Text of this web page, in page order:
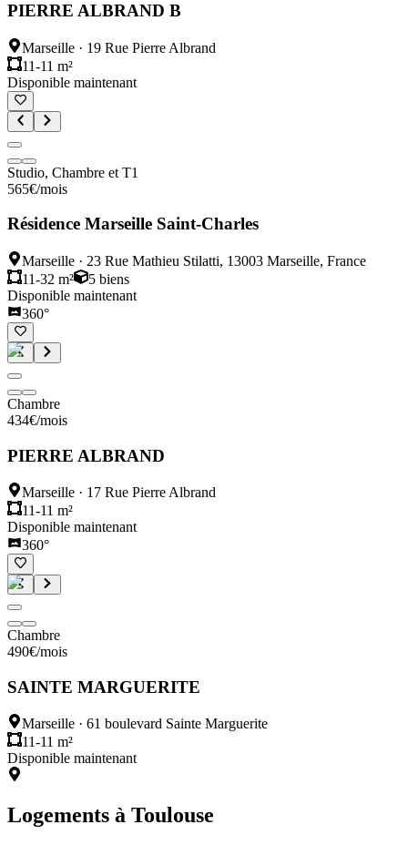
PIERRE ALBRAND B
Marseille · 19 Rue Pierre Albrand
11-11 m²
Disponible maintenant
Studio, Chambre et T1
565€/mois
Résidence Marseille Saint-Charles
Marseille · 23 Rue Mathieu Stilatti, 13003 Marseille, France
11-32 m²
5 biens
Disponible maintenant
360°
Chambre
434€/mois
PIERRE ALBRAND
Marseille · 17 Rue Pierre Albrand
11-11 m²
Disponible maintenant
360°
Chambre
490€/mois
SAINTE MARGUERITE
Marseille · 61 boulevard Sainte Marguerite
11-11 m²
Disponible maintenant
Logements à Toulouse